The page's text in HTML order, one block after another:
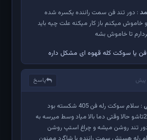
: دور تند فن سمت راننده یکسره شده
میکنم باز کار میکنه علت چیه باید
تا خاموش بشه
فن یا سوکت کله قهوه ای مشکل داره
پاسخ
: سلام سوکت رله فن 405 شکسته بود
عوضش کردم 2تاشو حالا وقتی دما بالا میاد وسط میرسه به
تند روشن میشه و چراغ استپ روشن